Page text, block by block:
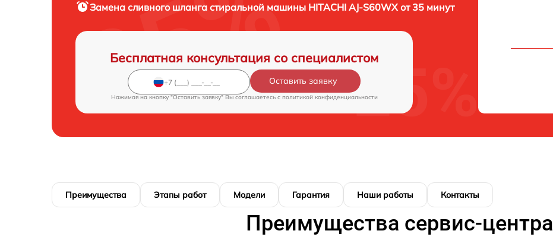
Замена сливного шланга стиральной машины HITACHI AJ-S60WX от 35 минут
Бесплатная консультация со специалистом
Оставить заявку
Нажимая на кнопку "Оставить заявку" Вы соглашаетесь c политикой конфиденциальности
Преимущества Этапы работ Модели Гарантия Наши работы Контакты
Преимущества сервис-центра